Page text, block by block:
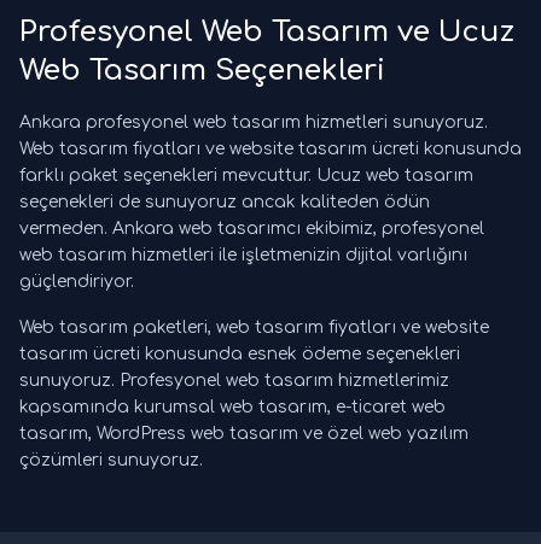
Profesyonel Web Tasarım ve Ucuz
Web Tasarım Seçenekleri
Ankara profesyonel web tasarım hizmetleri sunuyoruz.
Web tasarım fiyatları ve website tasarım ücreti konusunda
farklı paket seçenekleri mevcuttur. Ucuz web tasarım
seçenekleri de sunuyoruz ancak kaliteden ödün
vermeden. Ankara web tasarımcı ekibimiz, profesyonel
web tasarım hizmetleri ile işletmenizin dijital varlığını
güçlendiriyor.
Web tasarım paketleri, web tasarım fiyatları ve website
tasarım ücreti konusunda esnek ödeme seçenekleri
sunuyoruz. Profesyonel web tasarım hizmetlerimiz
kapsamında kurumsal web tasarım, e-ticaret web
tasarım, WordPress web tasarım ve özel web yazılım
çözümleri sunuyoruz.